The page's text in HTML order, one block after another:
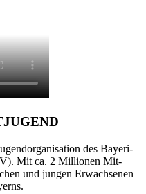
des Baye­ri­
Mit ca. 2 Mil­lio­nen Mit­
und jun­gen Erwach­se­nen